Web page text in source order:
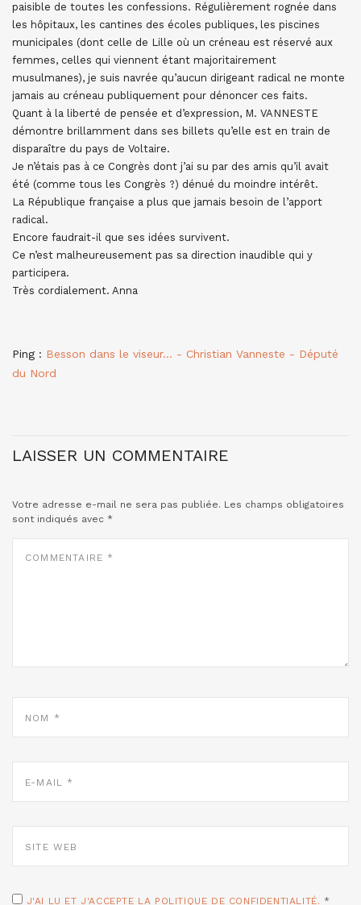
paisible de toutes les confessions. Régulièrement rognée dans
les hôpitaux, les cantines des écoles publiques, les piscines
municipales (dont celle de Lille où un créneau est réservé aux
femmes, celles qui viennent étant majoritairement
musulmanes), je suis navrée qu’aucun dirigeant radical ne monte
jamais au créneau publiquement pour dénoncer ces faits.
Quant à la liberté de pensée et d’expression, M. VANNESTE
démontre brillamment dans ses billets qu’elle est en train de
disparaître du pays de Voltaire.
Je n’étais pas à ce Congrès dont j’ai su par des amis qu’il avait
été (comme tous les Congrès ?) dénué du moindre intérêt.
La République française a plus que jamais besoin de l’apport
radical.
Encore faudrait-il que ses idées survivent.
Ce n’est malheureusement pas sa direction inaudible qui y
participera.
Très cordialement. Anna
Ping : Besson dans le viseur… - Christian Vanneste - Député
du Nord
LAISSER UN COMMENTAIRE
Votre adresse e-mail ne sera pas publiée. Les champs obligatoires
sont indiqués avec *
MAIL
WEB
J'AI LU ET J'ACCEPTE LA POLITIQUE DE CONFIDENTIALITÉ. *